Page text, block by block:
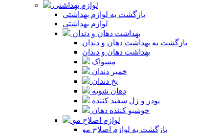
لوازم بهداشتی
بازگشت به لوازم بهداشتی
لوازم بهداشتی
بهداشت دهان و دندان
بازگشت به بهداشت دهان و دندان
بهداشت دهان و دندان
مسواک
خمیر دندان
نخ دندان
دهان شویه
پودر و ژل سفید کننده
خوشبو کننده دهان
لوازم اصلاح مو
بازگشت به لوازم اصلاح مو